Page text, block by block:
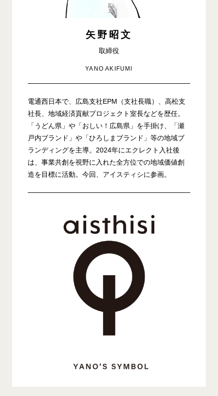
矢野昭文
取締役
YANO AKIFUMI
電通西日本で、広島支社EPM（支社長職）、高松支
社長、地域経済貢献プロジェクト室長などを歴任。
「うどん県」や「おしい！広島県」を手掛け、「瀬
戸内ブランド」や「ひろしまブランド」等の地域ブ
ランディングを主導。2024年にエクレクト入社後
は、事業共創を視野に入れた全方位での地域価値創
造を目標に活動。今回、アイスティシに参画。